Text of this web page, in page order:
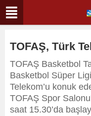
TOFAŞ, Türk
TOFAŞ Basketbol
Basketbol Süper
Telekom’u konuk
TOFAŞ Spor
saat 15.30’da